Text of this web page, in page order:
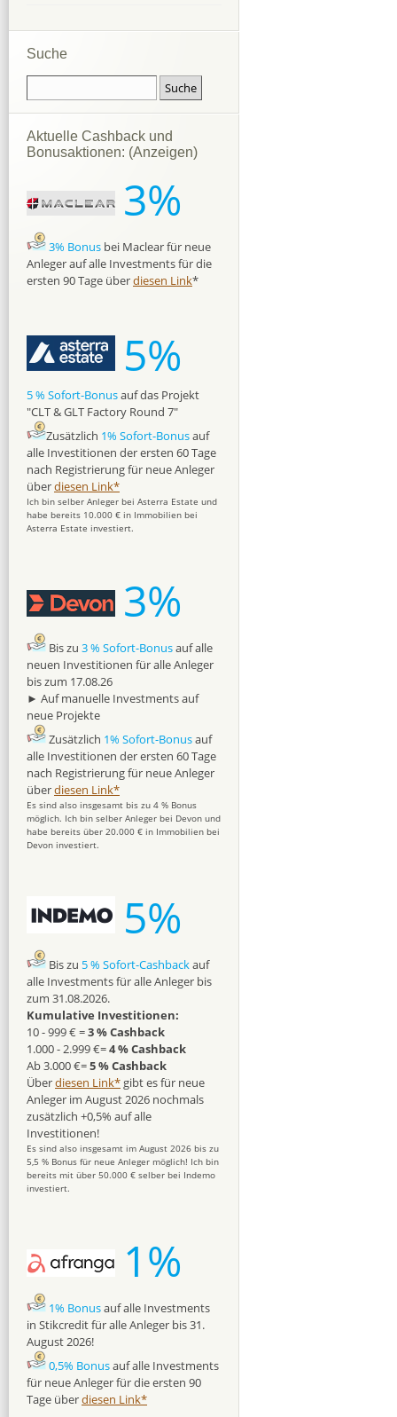
Suche
Aktuelle Cashback und
Bonusaktionen: (Anzeigen)
3%
3% Bonus bei Maclear für neue
Anleger auf alle Investments für die
ersten 90 Tage überdiesen Link*
5%
5 % Sofort-Bonusauf das Projekt
"CLT & GLT Factory Round 7"
Zusätzlich 1% Sofort-Bonusauf
alle Investitionen der ersten 60 Tage
nach Registrierung für neue Anleger
überdiesen Link*
Ich bin selber Anleger bei Asterra Estate und
habe bereits 10.000 € in Immobilien bei
Asterra Estate investiert.
3%
Bis zu 3 % Sofort-Bonusauf alle
neuen Investitionen für alle Anleger
bis zum 17.08.26
► Auf manuelle Investments auf
neue Projekte
Zusätzlich 1% Sofort-Bonusauf
alle Investitionen der ersten 60 Tage
nach Registrierung für neue Anleger
überdiesen Link*
Es sind also insgesamt bis zu 4 % Bonus
möglich. Ich bin selber Anleger bei Devon und
habe bereits über 20.000 € in Immobilien bei
Devon investiert.
5%
Bis zu 5 % Sofort-Cashbackauf
alle Investments für alle Anleger bis
zum 31.08.2026.
Kumulative Investitionen:
10 - 999 € =3 % Cashback
1.000 - 2.999 €=4 % Cashback
Ab 3.000 €=5 % Cashback
Überdiesen Link* gibt es für neue
Anleger im August 2026 nochmals
zusätzlich +0,5% auf alle
Investitionen!
Es sind also insgesamt im August 2026 bis zu
5,5 % Bonus für neue Anleger möglich! Ich bin
bereits mit über 50.000 € selber bei Indemo
investiert.
1%
1% Bonusauf alle Investments
in Stikcredit für alle Anleger bis 31.
August 2026!
0,5% Bonusauf alle Investments
für neue Anleger für die ersten 90
Tage überdiesen Link*